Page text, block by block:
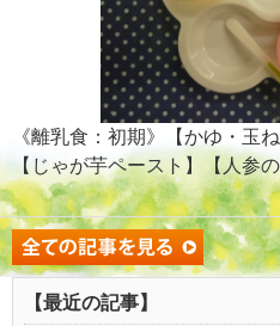
《離乳食：初期》【かゆ・玉
【じゃが芋ペースト】【人参
【最近の記事】